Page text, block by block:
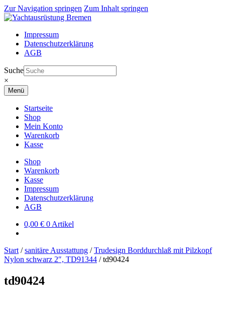
Zur Navigation springen Zum Inhalt springen
Impressum
Datenschutzerklärung
AGB
Suche
×
Menü
Startseite
Shop
Mein Konto
Warenkorb
Kasse
Shop
Warenkorb
Kasse
Impressum
Datenschutzerklärung
AGB
0,00 € 0 Artikel
Start /sanitäre Ausstattung /Trudesign Borddurchlaß mit Pilzkopf
Nylon schwarz 2″, TD91344 /td90424
td90424